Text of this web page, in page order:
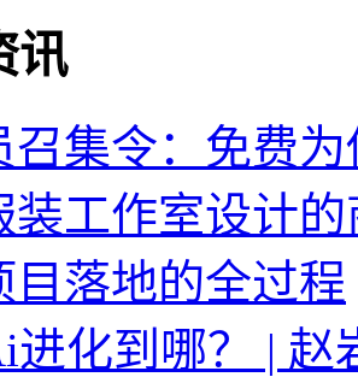
讯
召集令：免费
装工作室设计
目落地的全过程
进化到哪？ |